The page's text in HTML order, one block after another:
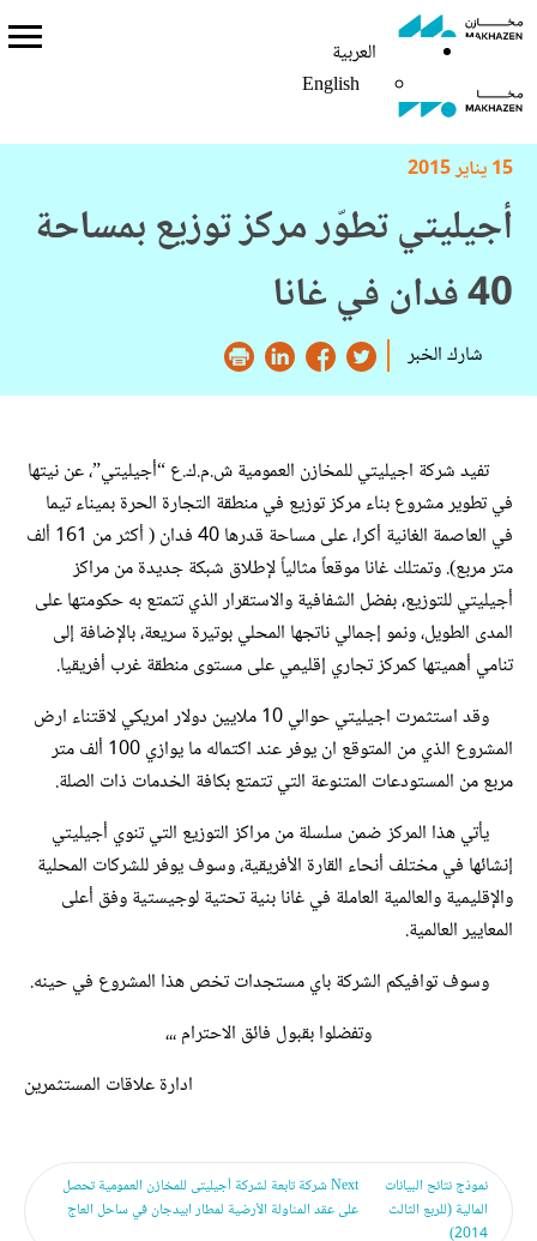
العربية
English
العربية
English
15 يناير 2015
أجيليتي تطوّر مركز توزيع بمساحة
40 فدان في غانا
شارك الخبر
تفيد شركة اجيليتي للمخازن العمومية ش.م.ك.ع “أجيليتي”، عن نيتها
في تطوير مشروع بناء مركز توزيع في منطقة التجارة الحرة بميناء تيما
في العاصمة الغانية أكرا، على مساحة قدرها 40 فدان ( أكثر من 161 ألف
متر مربع). وتمتلك غانا موقعاً مثالياً لإطلاق شبكة جديدة من مراكز
أجيليتي للتوزيع، بفضل الشفافية والاستقرار الذي تتمتع به حكومتها على
المدى الطويل، ونمو إجمالي ناتجها المحلي بوتيرة سريعة، بالإضافة إلى
تنامي أهميتها كمركز تجاري إقليمي على مستوى منطقة غرب أفريقيا.
وقد استثمرت اجيليتي حوالي 10 ملايين دولار امريكي لاقتناء ارض
المشروع الذي من المتوقع ان يوفر عند اكتماله ما يوازي 100 ألف متر
مربع من المستودعات المتنوعة التي تتمتع بكافة الخدمات ذات الصلة.
يأتي هذا المركز ضمن سلسلة من مراكز التوزيع التي تنوي أجيليتي
إنشائها في مختلف أنحاء القارة الأفريقية، وسوف يوفر للشركات المحلية
والإقليمية والعالمية العاملة في غانا بنية تحتية لوجيستية وفق أعلى
المعايير العالمية.
وسوف توافيكم الشركة باي مستجدات تخص هذا المشروع في حينه.
وتفضلوا بقبول فائق الاحترام ،،،
ادارة علاقات المستثمرين
نموذج نتائح البيانات
المالية (للربع الثالث
2014)
Nextشركة تابعة لشركة أجيليتى للمخازن العمومية تحصل
على عقد المناولة الأرضية لمطار ابيدجان في ساحل العاج